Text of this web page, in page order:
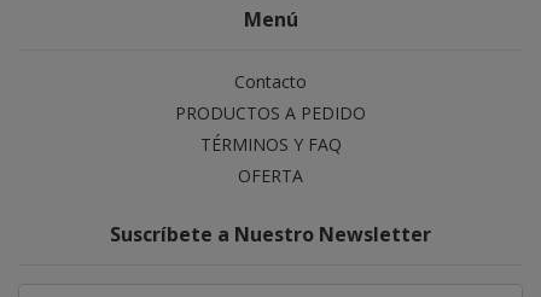
Menú
Contacto
PRODUCTOS A PEDIDO
TÉRMINOS Y FAQ
OFERTA
Suscríbete a Nuestro Newsletter